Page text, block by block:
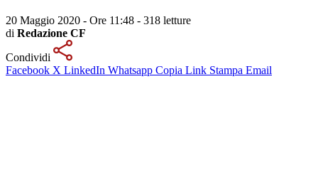
20 Maggio 2020 - Ore 11:48 - 318 letture
di Redazione CF
Condividi
Facebook X LinkedIn Whatsapp Copia Link Stampa Email